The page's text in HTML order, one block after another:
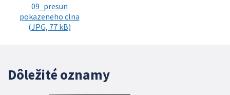
09_presun
pokazeneho clna
(JPG, 77 kB)
Dôležité oznamy